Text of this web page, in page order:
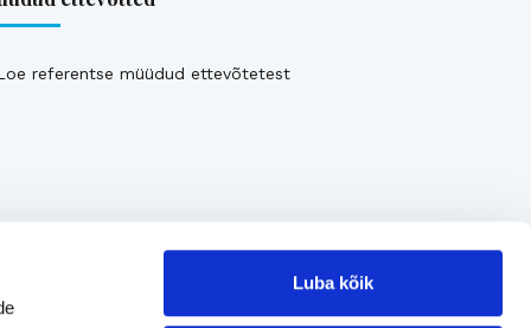
Luba kõik
referentse müüdud ettevõtetest